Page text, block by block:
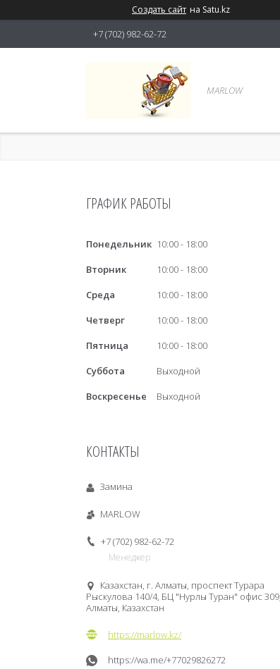
Создать сайт на Satu.kz
+7 (702) 982-62-72
MARLOW
ГРАФИК РАБОТЫ
Понедельник 10:00
18:00
Вторник
10:00
18:00
Среда
10:00
18:00
Четверг
10:00
18:00
Пятница
10:00
18:00
Суббота
Выходной
Воскресенье
Выходной
КОНТАКТЫ
Замина
MARLOW
+7 (702) 982-62-72
Менеджер
Казахстан, г. Алматы, проспект Турара
Рыскулова 140/4, БЦ "Нурлы Туран" офис 309,
Алматы, Казахстан
https://marlow.kz/
https://wa.me/+77029826272